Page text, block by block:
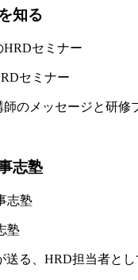
知る
セミナー
のメッセージと研修
志塾
塾
送る、HRD担当者とし